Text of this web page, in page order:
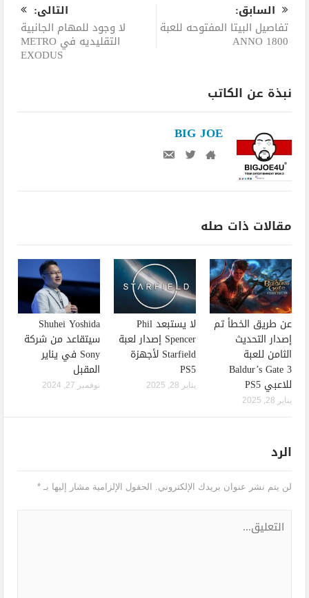
السابق:
تفاصيل البيتا المفتوحه للعبة
ANNO 1800
التالى:
لا وجود للمهام الجانبية
التقليديه في METRO
EXODUS
نبذة عن الكاتب
BIG JOE
مقالات ذات صله
عن طريق الخطأ تم
إصدار التحديث
الثامن للعبة
Baldur’s Gate 3
للاعبي PS5
يناير 28, 2025
لا يستبعد Phil
Spencer إصدار لعبة
Starfield لأجهزة
PS5
يناير 28, 2025
Shuhei Yoshida
سيتقاعد من شركة
Sony في يناير
المقبل
نوفمبر 27, 2024
الرد
لن يتم نشر عنوان بريدك الإلكتروني. الحقول الإلزامية مشار إليها بـ*